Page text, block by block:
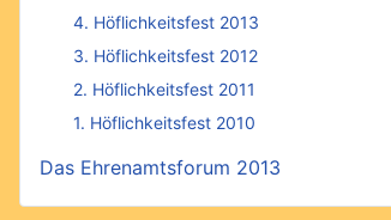
4. Höflichkeitsfest 2013
3. Höflichkeitsfest 2012
2. Höflichkeitsfest 2011
1. Höflichkeitsfest 2010
Das Ehrenamtsforum 2013